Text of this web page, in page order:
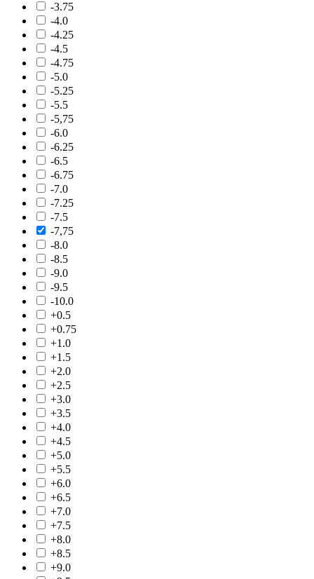
-3.75
-4.0
-4.25
-4.5
-4.75
-5.0
-5.25
-5.5
-5,75
-6.0
-6.25
-6.5
-6.75
-7.0
-7.25
-7.5
-7,75
-8.0
-8.5
-9.0
-9.5
-10.0
+0.5
+0.75
+1.0
+1.5
+2.0
+2.5
+3.0
+3.5
+4.0
+4.5
+5.0
+5.5
+6.0
+6.5
+7.0
+7.5
+8.0
+8.5
+9.0